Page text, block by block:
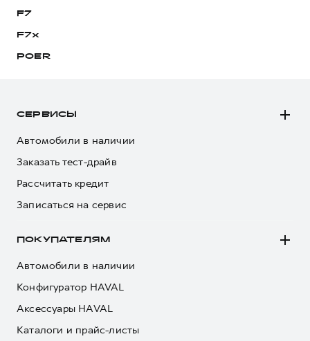
F7
F7x
POER
СЕРВИСЫ
Автомобили в наличии
Заказать тест-драйв
Рассчитать кредит
Записаться на сервис
ПОКУПАТЕЛЯМ
Автомобили в наличии
Конфигуратор HAVAL
Аксессуары HAVAL
Каталоги и прайс-листы